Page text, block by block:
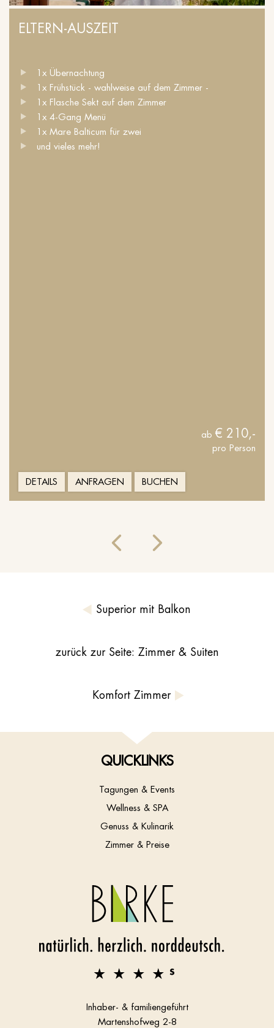
ELTERN-AUSZEIT
1x Übernachtung
1x Frühstück - wahlweise auf dem Zimmer -
1x Flasche Sekt auf dem Zimmer
1x 4-Gang Menü
1x Mare Balticum für zwei
und vieles mehr!
ab € 210,-
pro Person
DETAILS ANFRAGEN BUCHEN
Superior mit Balkon
zurück zur Seite: Zimmer & Suiten
Komfort Zimmer
QUICKLINKS
Tagungen & Events
Wellness & SPA
Genuss & Kulinarik
Zimmer & Preise
Inhaber- & familiengeführt
Martenshofweg 2-8